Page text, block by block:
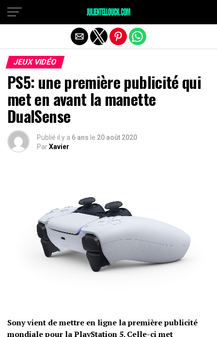
JEUX VIDÉO
PS5: une première publicité qui
met en avant la manette
DualSense
Publié il y a 6 ans le 20 août 2020
ParXavier
Sony vient de mettre en ligne la première publicité
mondiale pour la PlayStation 5. Celle-ci met